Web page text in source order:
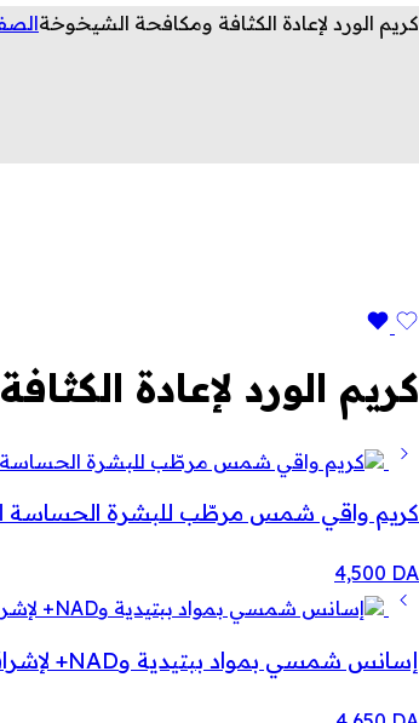
كريم الورد لإعادة الكثافة ومكافحة الشيخوخة
كريم الورد لإعادة
كريم واقي شمس مرطّب للبشرة الحساسة
4,500 DA
إسانس شمسي بمواد ببتيدية وNAD+ لإشراقة دهية